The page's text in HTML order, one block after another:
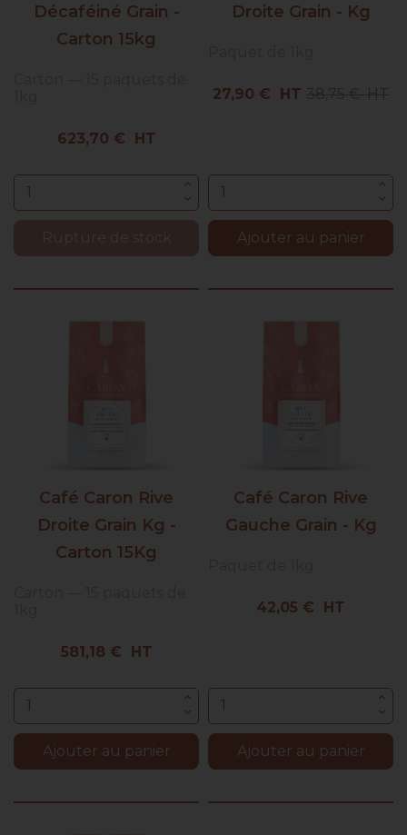
Décaféiné Grain -
Carton 15kg
Prix
623,70 € HT
Droite Grain - Kg
Prix
27,90 € HT
Ajouter au panier
Café Caron Rive
Droite Grain Kg -
Carton 15Kg
Prix
581,18 € HT
Ajouter au panier
Café Caron Rive
Gauche Grain - Kg
Prix
42,05 € HT
Ajouter au panier